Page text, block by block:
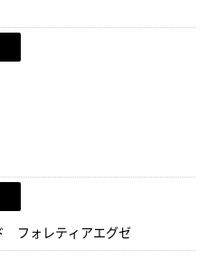
フォレティアエグゼ